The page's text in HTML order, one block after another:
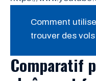
Comment
trouver des
Comparatif